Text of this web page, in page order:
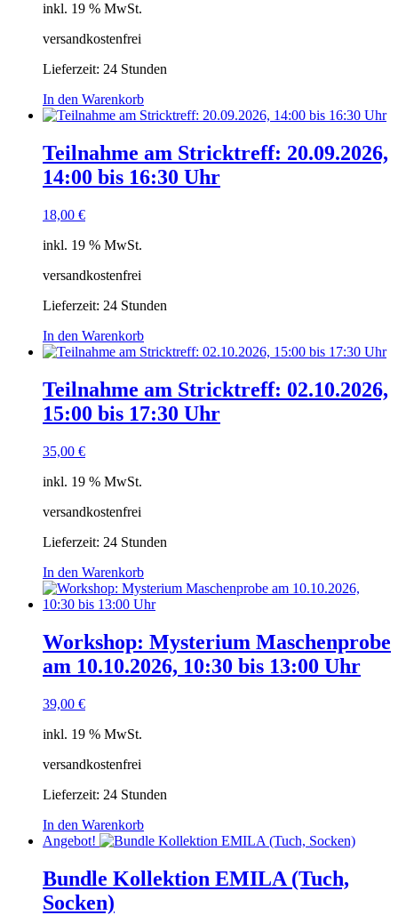
inkl. 19 % MwSt.
versandkostenfrei
Lieferzeit: 24 Stunden
In den Warenkorb
Teilnahme am Stricktreff: 20.09.2026,
14:00 bis 16:30 Uhr
18,00 €
inkl. 19 % MwSt.
versandkostenfrei
Lieferzeit: 24 Stunden
In den Warenkorb
Teilnahme am Stricktreff: 02.10.2026,
15:00 bis 17:30 Uhr
35,00 €
inkl. 19 % MwSt.
versandkostenfrei
Lieferzeit: 24 Stunden
In den Warenkorb
Workshop: Mysterium Maschenprobe
am 10.10.2026, 10:30 bis 13:00 Uhr
39,00 €
inkl. 19 % MwSt.
versandkostenfrei
Lieferzeit: 24 Stunden
In den Warenkorb
Angebot!
Bundle Kollektion EMILA (Tuch,
Socken)